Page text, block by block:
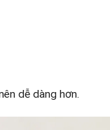
dễ dàng hơn.